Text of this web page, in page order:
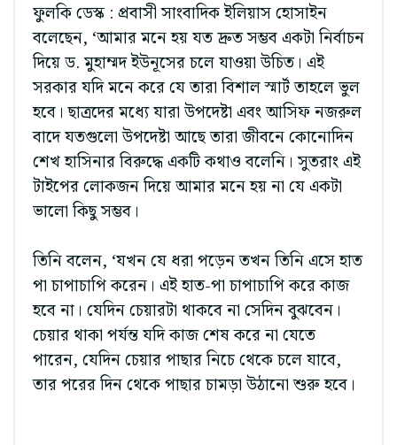
ফুলকি ডেস্ক : প্রবাসী সাংবাদিক ইলিয়াস হোসাইন
বলেছেন, ‘আমার মনে হয় যত দ্রুত সম্ভব একটা নির্বাচন
দিয়ে ড. মুহাম্মদ ইউনূসের চলে যাওয়া উচিত। এই
সরকার যদি মনে করে যে তারা বিশাল স্মার্ট তাহলে ভুল
হবে। ছাত্রদের মধ্যে যারা উপদেষ্টা এবং আসিফ নজরুল
বাদে যতগুলো উপদেষ্টা আছে তারা জীবনে কোনোদিন
শেখ হাসিনার বিরুদ্ধে একটি কথাও বলেনি। সুতরাং এই
টাইপের লোকজন দিয়ে আমার মনে হয় না যে একটা
ভালো কিছু সম্ভব।
তিনি বলেন, ‘যখন যে ধরা পড়েন তখন তিনি এসে হাত
পা চাপাচাপি করেন। এই হাত-পা চাপাচাপি করে কাজ
হবে না। যেদিন চেয়ারটা থাকবে না সেদিন বুঝবেন।
চেয়ার থাকা পর্যন্ত যদি কাজ শেষ করে না যেতে
পারেন, যেদিন চেয়ার পাছার নিচে থেকে চলে যাবে,
তার পরের দিন থেকে পাছার চামড়া উঠানো শুরু হবে।